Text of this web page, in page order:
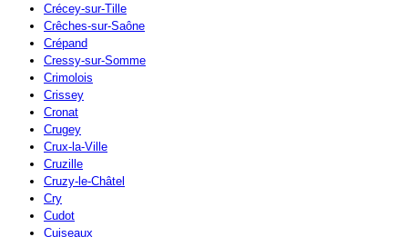
Crécey-sur-Tille
Crêches-sur-Saône
Crépand
Cressy-sur-Somme
Crimolois
Crissey
Cronat
Crugey
Crux-la-Ville
Cruzille
Cruzy-le-Châtel
Cry
Cudot
Cuiseaux